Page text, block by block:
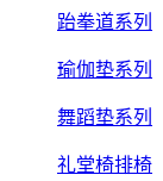
跆拳道系列
瑜伽垫系列
舞蹈垫系列
礼堂椅排椅